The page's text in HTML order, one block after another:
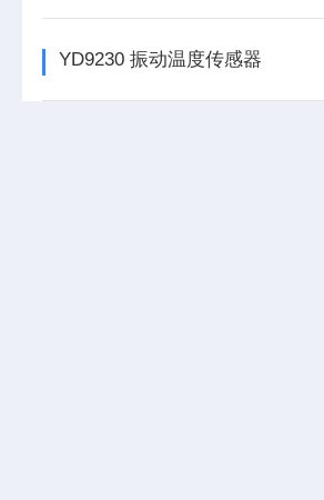
YD9230 振动温度传感器